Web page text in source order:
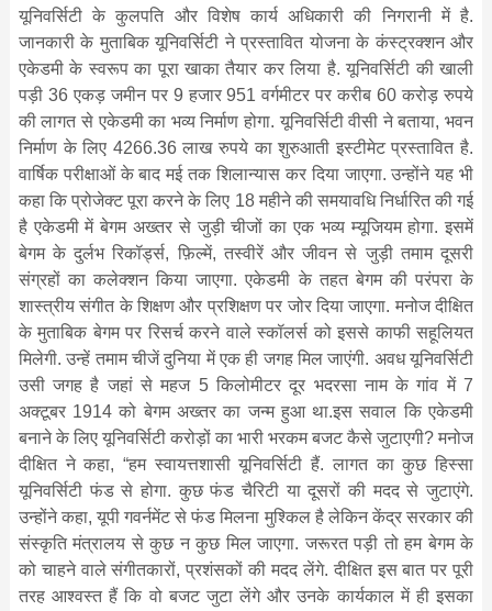
यूनिवर्सिटी के कुलपति और विशेष कार्य अधिकारी की निगरानी में है.
जानकारी के मुताबिक यूनिवर्सिटी ने प्रस्तावित योजना के कंस्ट्रक्शन और
एकेडमी के स्वरूप का पूरा खाका तैयार कर लिया है. यूनिवर्सिटी की खाली
पड़ी 36 एकड़ जमीन पर 9 हजार 951 वर्गमीटर पर करीब 60 करोड़ रुपये
की लागत से एकेडमी का भव्य निर्माण होगा. यूनिवर्सिटी वीसी ने बताया, भवन
निर्माण के लिए 4266.36 लाख रुपये का शुरुआती इस्टीमेट प्रस्तावित है.
वार्षिक परीक्षाओं के बाद मई तक शिलान्यास कर दिया जाएगा. उन्होंने यह भी
कहा कि प्रोजेक्ट पूरा करने के लिए 18 महीने की समयावधि निर्धारित की गई
है एकेडमी में बेगम अख्तर से जुड़ी चीजों का एक भव्य म्यूजियम होगा. इसमें
बेगम के दुर्लभ रिकॉर्ड्स, फ़िल्में, तस्वीरें और जीवन से जुड़ी तमाम दूसरी
संग्रहों का कलेक्शन किया जाएगा. एकेडमी के तहत बेगम की परंपरा के
शास्त्रीय संगीत के शिक्षण और प्रशिक्षण पर जोर दिया जाएगा. मनोज दीक्षित
के मुताबिक बेगम पर रिसर्च करने वाले स्कॉलर्स को इससे काफी सहूलियत
मिलेगी. उन्हें तमाम चीजें दुनिया में एक ही जगह मिल जाएंगी. अवध यूनिवर्सिटी
उसी जगह है जहां से महज 5 किलोमीटर दूर भदरसा नाम के गांव में 7
अक्टूबर 1914 को बेगम अख्तर का जन्म हुआ था.इस सवाल कि एकेडमी
बनाने के लिए यूनिवर्सिटी करोड़ों का भारी भरकम बजट कैसे जुटाएगी? मनोज
दीक्षित ने कहा, “हम स्वायत्तशासी यूनिवर्सिटी हैं. लागत का कुछ हिस्सा
यूनिवर्सिटी फंड से होगा. कुछ फंड चैरिटी या दूसरों की मदद से जुटाएंगे.
उन्होंने कहा, यूपी गवर्नमेंट से फंड मिलना मुश्किल है लेकिन केंद्र सरकार की
संस्कृति मंत्रालय से कुछ न कुछ मिल जाएगा. जरूरत पड़ी तो हम बेगम के
को चाहने वाले संगीतकारों, प्रशंसकों की मदद लेंगे. दीक्षित इस बात पर पूरी
तरह आश्वस्त हैं कि वो बजट जुटा लेंगे और उनके कार्यकाल में ही इसका